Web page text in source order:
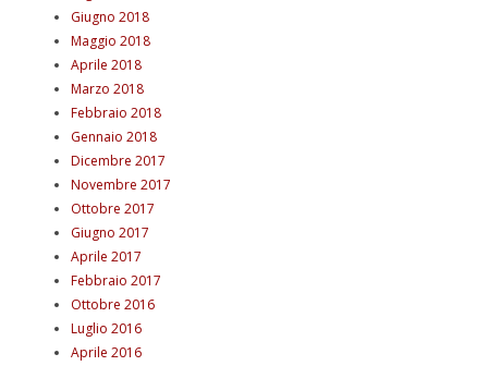
Giugno 2018
Maggio 2018
Aprile 2018
Marzo 2018
Febbraio 2018
Gennaio 2018
Dicembre 2017
Novembre 2017
Ottobre 2017
Giugno 2017
Aprile 2017
Febbraio 2017
Ottobre 2016
Luglio 2016
Aprile 2016